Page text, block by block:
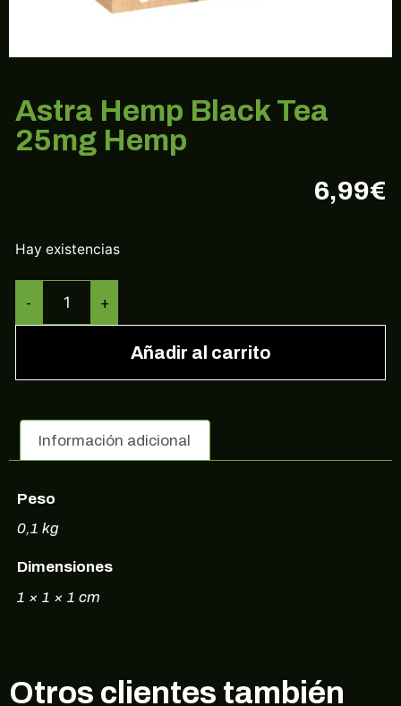
Astra Hemp Black Tea
25mg Hemp
6,99€
Hay existencias
- +
Añadir al carrito
Información adicional
Peso
0,1 kg
Dimensiones
1 × 1 × 1 cm
Otros clientes también